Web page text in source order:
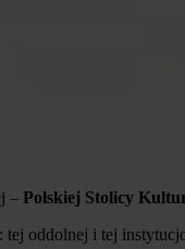
– Polskiej Stolicy
oddolnej i tej